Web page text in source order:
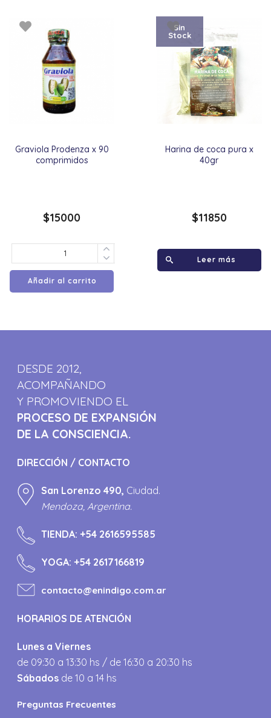
Graviola Prodenza x 90
comprimidos
$15000
Añadir al carrito
Harina de coca pura x
40gr
Sin
Stock
$11850
Leer más
DESDE 2012,
ACOMPAÑANDO
Y PROMOVIENDO EL
PROCESO DE EXPANSIÓN
DE LA CONSCIENCIA.
DIRECCIÓN / CONTACTO
San Lorenzo 490, Ciudad.
Mendoza, Argentina.
TIENDA:+54 2616595585
YOGA:+54 2617166819
contacto@enindigo.com.ar
HORARIOS DE ATENCIÓN
Lunes a Viernes
de 09:30 a 13:30 hs / de 16:30 a 20:30 hs
Sábados de 10 a 14 hs
Preguntas Frecuentes